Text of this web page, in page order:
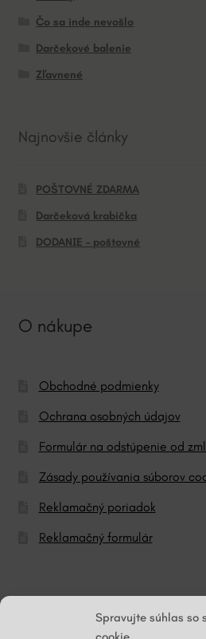
Spravujte súhlas so
Čo sa inde nevošlo
Darčekové balenie
Zľavnené
Najnovšie články
POŠTOVNÉ ZDARMA
Darčeková krabička
DODANIE – poštovné
O nákupe
Obchodné podmienky
Ochrana osobných údajov
Formulár na odstúpenie od
Zásady používania súborov
Reklamačný poriadok
Reklamačný formulár